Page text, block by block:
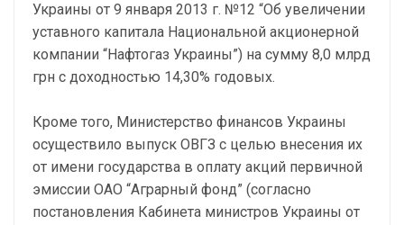
Украины от 9 января 2013 г. №12 “Об увеличении
уставного капитала Национальной акционерной
компании “Нафтогаз Украины”) на сумму 8,0 млрд
грн с доходностью 14,30% годовых.
Кроме того, Министерство финансов Украины
осуществило выпуск ОВГЗ с целью внесения их
от имени государства в оплату акций первичной
эмиссии ОАО “Аграрный фонд” (согласно
постановления Кабинета министров Украины от